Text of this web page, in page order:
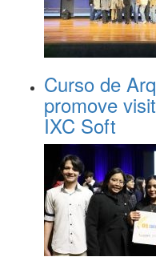
Curso de
promove
IXC Soft